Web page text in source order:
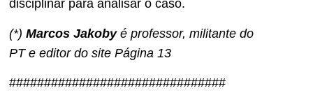
disciplinar para analisar o caso.
(*) Marcos Jakobyé professor, militante do
PT e editor do site Página 13
###############################